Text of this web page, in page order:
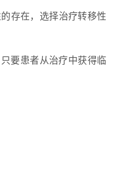
存在，选择治疗转移性
要患者从治疗中获得临